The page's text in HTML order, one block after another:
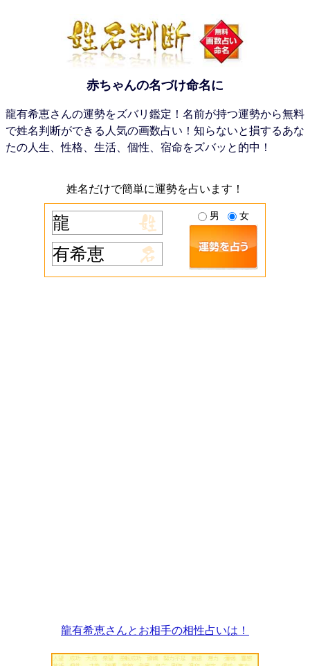
赤ちゃんの名づけ命名に
龍有希恵さんの運勢をズバリ鑑定！名前が持つ運勢から無料
で姓名判断ができる人気の画数占い！知らないと損するあな
たの人生、性格、生活、個性、宿命をズバッと的中！
姓名だけで簡単に運勢を占います！
男 女
龍有希恵さんとお相手の相性占いは！